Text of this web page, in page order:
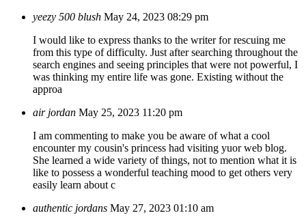
yeezy 500 blush May 24, 2023 08:29 pm
I would like to express thanks to the writer for rescuing me
from this type of difficulty. Just after searching throughout the
search engines and seeing principles that were not powerful, I
was thinking my entire life was gone. Existing without the
approa
air jordan May 25, 2023 11:20 pm
I am commenting to make you be aware of what a cool
encounter my cousin's princess had visiting yuor web blog.
She learned a wide variety of things, not to mention what it is
like to possess a wonderful teaching mood to get others very
easily learn about c
authentic jordans May 27, 2023 01:10 am